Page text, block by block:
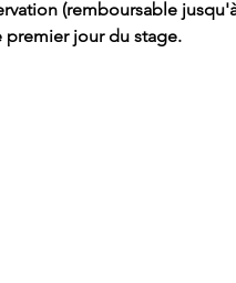
(remboursable
premier jour du stage.